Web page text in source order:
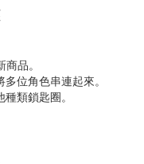
品。
位角色串連起來。
類鎖匙圈。